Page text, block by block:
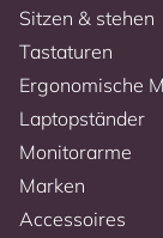
Sitzen & stehen
Tastaturen
Ergonomische
Laptopständer
Monitorarme
Marken
Accessoires